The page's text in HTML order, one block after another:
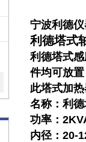
宁波利德
利德塔式
利德塔式
件均可放
此塔式加
名称：利
功率：
内径：20-